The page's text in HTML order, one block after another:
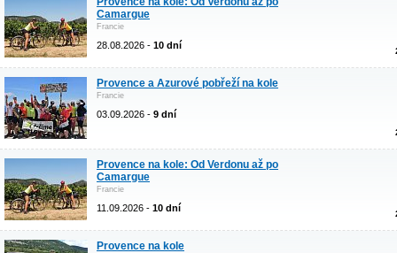
Camargue
Francie
28.08.2026 - 10 dní
Provence a Azurové pobřeží na kole
Francie
03.09.2026 - 9 dní
Provence na kole: Od Verdonu až po
Camargue
Francie
11.09.2026 - 10 dní
Provence na kole